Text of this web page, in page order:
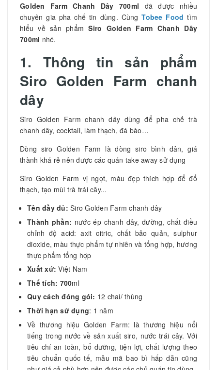
Golden Farm Chanh Dây 700ml đã được nhiều
chuyên gia pha chế tin dùng. CùngTobee Food tìm
hiểu về sản phẩm Siro Golden Farm Chanh Dây
700ml nhé.
1. Thông tin sản phẩm
Siro Golden Farm chanh
dây
Siro Golden Farm chanh dây dùng để pha chế trà
chanh dây, cocktail, làm thạch, đá bào…
Dòng siro Golden Farm là dòng siro bình dân, giá
thành khá rẻ nên được các quán take away sử dụng
Siro Golden Farm vị ngọt, màu đẹp thích hợp để đổ
thạch, tạo mùi trà trái cây...
Tên đầy đủ: Siro Golden Farm chanh dây
Thành phần: nước ép chanh dây, đường, chất điều
chỉnh độ acid: axit citric, chất bảo quản, sulphur
dioxide, màu thực phẩm tự nhiên và tổng hợp, hương
thực phẩm tổng hợp
Xuất xứ:Việt Nam
Thể tích: 700ml
Quy cách đóng gói: 12 chai/ thùng
Thời hạn sử dụng: 1 năm
Về thương hiệu Golden Farm: là thương hiệu nổi
tiếng trong nước về sản xuất siro, nước trái cây. Với
tiêu chí an toàn, bổ dưỡng, tiện lợi, chất lượng theo
tiêu chuẩn quốc tế, mẫu mã bao bì hấp dẫn cũng